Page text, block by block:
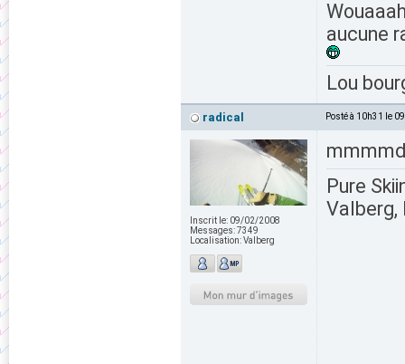
aucune
Lou
radical Posté à 10h31 le
Inscrit le: 09/02/2008
Messages:7349
Localisation:Valberg
Pure
Valberg,